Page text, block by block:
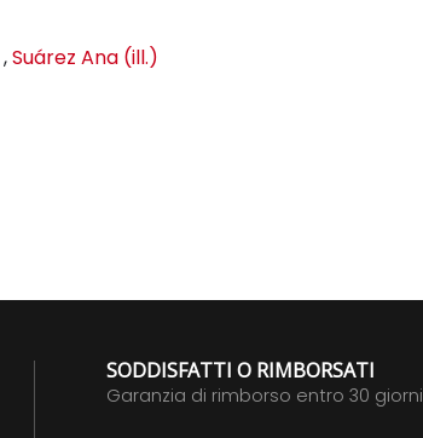
,Suárez Ana (ill.)
SODDISFATTI O RIMBORSATI
Garanzia di rimborso entro 30 giorni